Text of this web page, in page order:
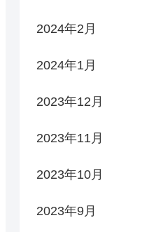
2024年2月
2024年1月
2023年12月
2023年11月
2023年10月
2023年9月